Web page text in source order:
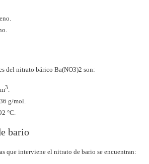
del nitrato bárico Ba(NO3)2 son:
3
g/mol.
°C.
bario
que interviene el nitrato de bario se encuentran: